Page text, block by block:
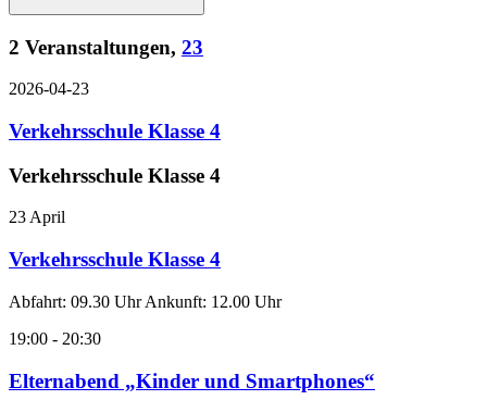
2 Veranstaltungen, 23
2026-04-23
Verkehrsschule Klasse 4
Verkehrsschule Klasse 4
23 April
Verkehrsschule Klasse 4
Abfahrt: 09.30 Uhr Ankunft: 12.00 Uhr
19:00 - 20:30
Elternabend „Kinder und Smartphones“